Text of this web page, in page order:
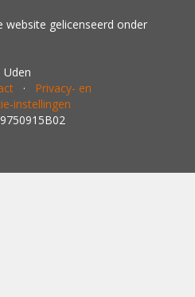
gelicenseerd onder
· Privacy- en
instellingen